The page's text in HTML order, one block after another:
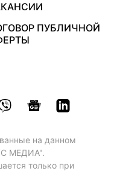
ПУБЛИЧНОЙ
на данном
МЕДИА".
только при